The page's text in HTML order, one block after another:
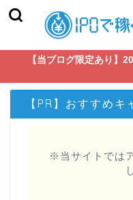
【当ブログ限定あり】
【PR】おすすめキ
※当サイトでは